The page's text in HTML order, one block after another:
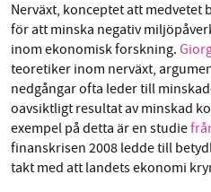
Nerväxt, konceptet att medvetet
för att minska negativ
inom ekonomisk forskning.
teoretiker inom nerväxt,
nedgångar ofta leder till
oavsiktligt resultat av minskad
exempel på detta är en studie
finanskrisen 2008 ledde till
takt med att landets ekonomi